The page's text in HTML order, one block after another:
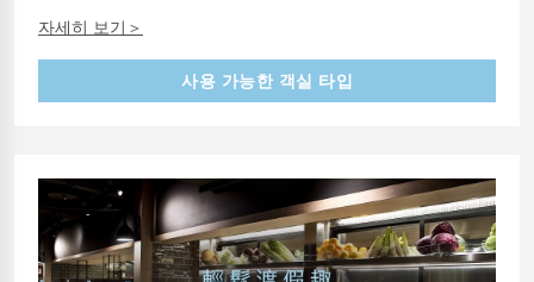
자세히 보기＞
사용 가능한 객실 타입